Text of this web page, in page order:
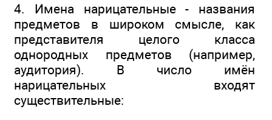
4. Имена нарицательные - названия
предметов в широком смысле, как
представителя целого класса
однородных предметов (например,
аудитория). В число имён
нарицательных входят
существительные: